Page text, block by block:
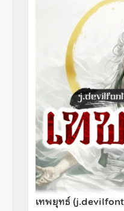
เทพยุทธ์